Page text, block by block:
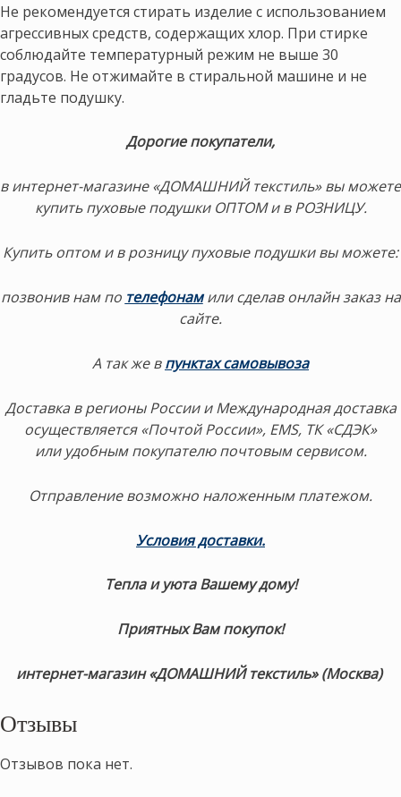
Не рекомендуется стирать изделие с использованием
агрессивных средств, содержащих хлор. При стирке
соблюдайте температурный режим не выше 30
градусов. Не отжимайте в стиральной машине и не
гладьте подушку.
Дорогие покупатели,
в интернет-магазине «ДОМАШНИЙ текстиль» вы можете
купить пуховые подушки ОПТОМ и в РОЗНИЦУ.
Купить оптом и в розницу пуховые подушкивы можете:
позвонив нам по телефонамили сделав онлайн заказ на
сайте.
А так же в пунктах самовывоза
Доставка в регионы России и Международная доставка
осуществляется «Почтой России», EMS, ТК «СДЭК»
или удобным покупателю почтовым сервисом.
Отправление возможно наложенным платежом.
Условия доставки.
Тепла и уюта Вашему дому!
Приятных Вам покупок!
интернет-магазин «ДОМАШНИЙ текстиль» (Москва)
Отзывы
Отзывов пока нет.